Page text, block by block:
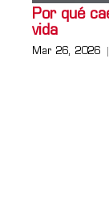
Por qué
vida
Mar 26, 2026